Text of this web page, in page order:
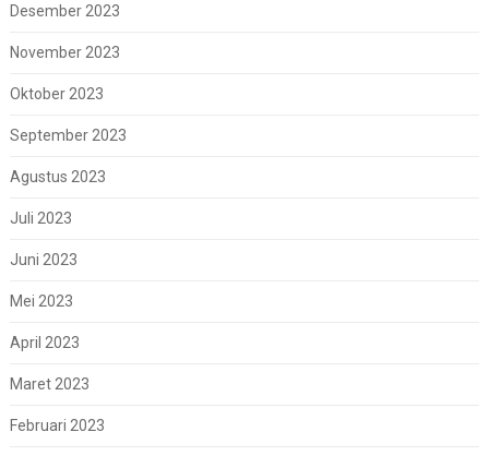
Desember 2023
November 2023
Oktober 2023
September 2023
Agustus 2023
Juli 2023
Juni 2023
Mei 2023
April 2023
Maret 2023
Februari 2023